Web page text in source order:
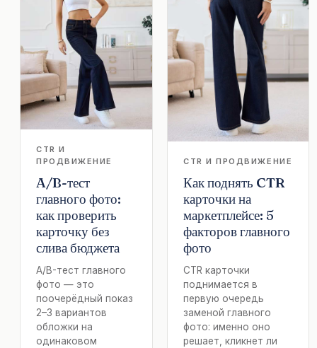
CTR И
ПРОДВИЖЕНИЕ
A/B-тест
главного фото:
как проверить
карточку без
слива бюджета
A/B-тест главного
фото — это
поочерёдный показ
2–3 вариантов
обложки на
одинаковом
CTR И ПРОДВИЖЕНИЕ
Как поднять CTR
карточки на
маркетплейсе: 5
факторов главного
фото
CTR карточки
поднимается в
первую очередь
заменой главного
фото: именно оно
решает, кликнет ли